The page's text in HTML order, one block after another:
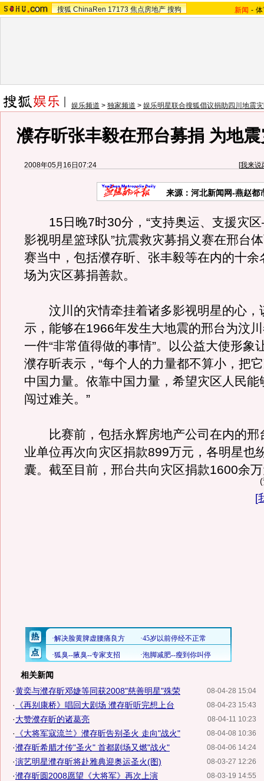
搜狐 ChinaRen 17173 焦点房地产 搜狗 新闻 -
娱乐频道 > 独家频道 > 娱乐明星联合搜狐倡议捐助四川地震
濮存昕张丰毅在邢台募捐 为地
2008年05月16日07:24 [我来说
来源：河北新闻网-燕赵都
15日晚7时30分，“支持奥运、支援灾
影视明星篮球队”抗震救灾募捐义赛在邢台
赛当中，包括濮存昕、张丰毅等在内的十余
场为灾区募捐善款。
汶川的灾情牵挂着诸多影视明星的心，
示，能够在1966年发生大地震的邢台为汶
一件“非常值得做的事情”。以公益大使形象
濮存昕表示，“每个人的力量都不算小，把
中国力量。依靠中国力量，希望灾区人民能
闯过难关。”
比赛前，包括永辉房地产公司在内的邢
业单位再次向灾区捐款899万元，各明星也
囊。截至目前，邢台共向灾区捐款1600余
[
相关新闻
08-04-28 15:04
·黄奕与濮存昕邓婕等同获2008"慈善明星"殊荣
08-04-23 15:43
· 《再别康桥》唱回大剧场 濮存昕听完想上台
08-04-11 10:23
·大赞濮存昕的诸葛亮
08-04-08 10:36
· 《大将军寇流兰》濮存昕告别圣火 走向"战火"
08-04-06 14:24
·濮存昕希腊才传"圣火" 首都剧场又燃"战火"
08-03-27 12:26
·演艺明星濮存昕将赴雅典迎奥运圣火(图)
08-03-19 14:55
·濮存昕圆2008愿望《大将军》再次上演